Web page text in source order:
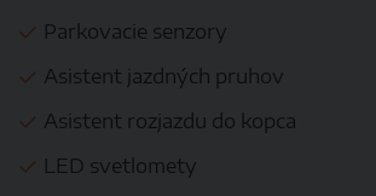
Parkovacie senzory
Asistent jazdných pruhov
Asistent rozjazdu do kopca
LED svetlomety